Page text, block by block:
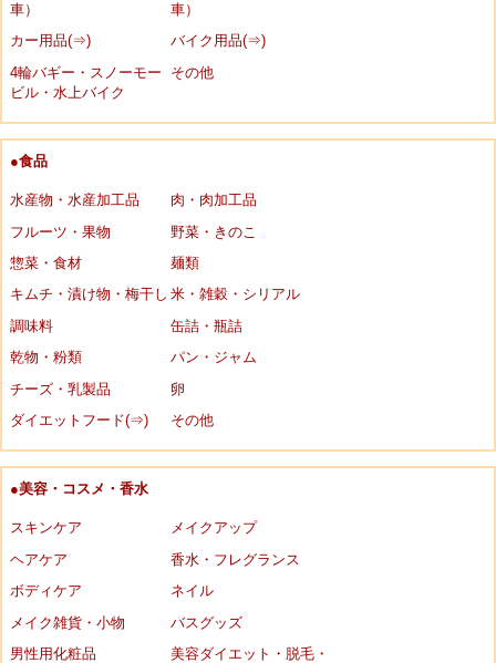
車）
車）
カー用品(⇒)
バイク用品(⇒)
4輪バギー・スノーモー
ビル・水上バイク
その他
●食品
水産物・水産加工品
肉・肉加工品
フルーツ・果物
野菜・きのこ
惣菜・食材
麺類
キムチ・漬け物・梅干し 米・雑穀・シリアル
調味料
缶詰・瓶詰
乾物・粉類
パン・ジャム
チーズ・乳製品
卵
ダイエットフード(⇒)
その他
●美容・コスメ・香水
スキンケア
メイクアップ
ヘアケア
香水・フレグランス
ボディケア
ネイル
メイク雑貨・小物
バスグッズ
男性用化粧品
美容ダイエット・脱毛・